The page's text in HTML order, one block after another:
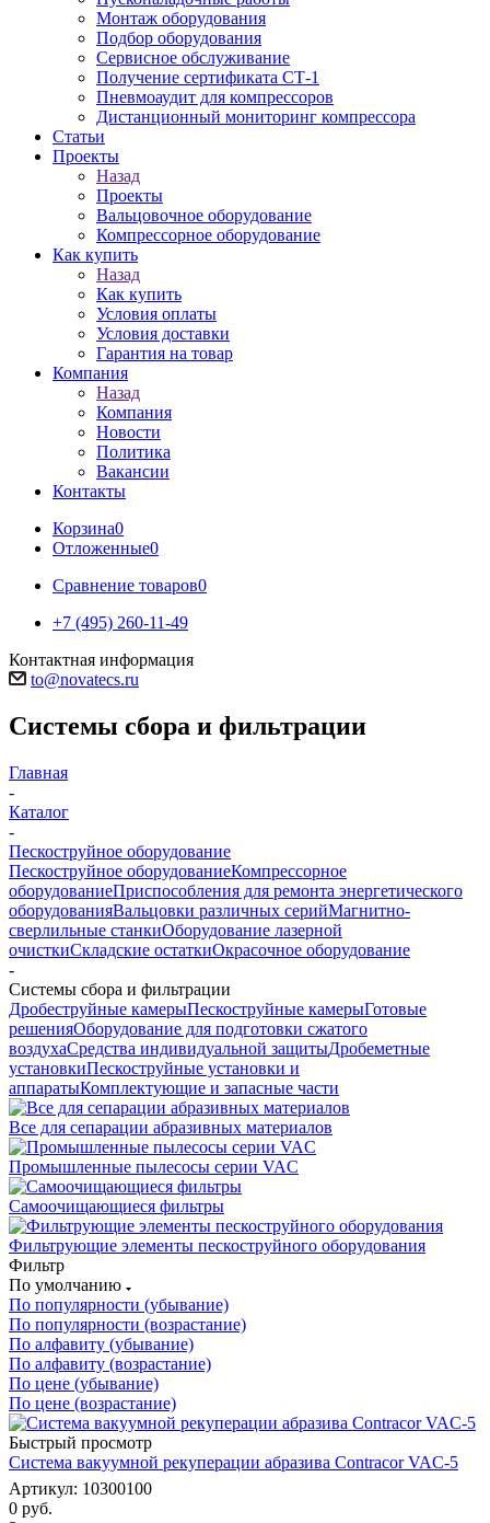
Монтаж оборудования
Подбор оборудования
Сервисное обслуживание
Получение сертификата СТ-1
Пневмоаудит для компрессоров
Дистанционный мониторинг компрессора
Статьи
Проекты
Назад
Проекты
Вальцовочное оборудование
Компрессорное оборудование
Как купить
Назад
Как купить
Условия оплаты
Условия доставки
Гарантия на товар
Компания
Назад
Компания
Новости
Политика
Вакансии
Контакты
Корзина0
Отложенные0
Сравнение товаров0
+7 (495) 260-11-49
Контактная информация
to@novatecs.ru
Системы сбора и фильтрации
Главная
-
Каталог
-
Пескоструйное оборудование
Пескоструйное оборудованиеКомпрессорное
оборудованиеПриспособления для ремонта энергетического
оборудованияВальцовки различных серийМагнитно-
сверлильные станкиОборудование лазерной
очисткиСкладские остаткиОкрасочное оборудование
-
Системы сбора и фильтрации
Дробеструйные камерыПескоструйные камерыГотовые
решенияОборудование для подготовки сжатого
воздухаСредства индивидуальной защитыДробеметные
установкиПескоструйные установки и
аппаратыКомплектующие и запасные части
Все для сепарации абразивных материалов
Промышленные пылесосы серии VAC
Самоочищающиеся фильтры
Фильтрующие элементы пескоструйного оборудования
Фильтр
По умолчанию
По популярности (убывание)
По популярности (возрастание)
По алфавиту (убывание)
По алфавиту (возрастание)
По цене (убывание)
По цене (возрастание)
Быстрый просмотр
Система вакуумной рекуперации абразива Contracor VAC-5
Артикул: 10300100
0 руб.